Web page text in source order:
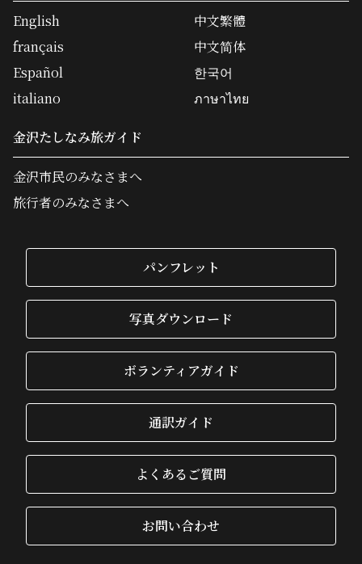
English
français
Español
italiano
中文繁體
中文简体
한국어
ภาษาไทย
金沢たしなみ旅ガイド
金沢市民のみなさまへ
旅行者のみなさまへ
パンフレット
写真ダウンロード
ボランティアガイド
通訳ガイド
よくあるご質問
お問い合わせ